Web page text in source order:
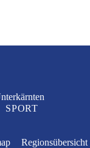
SPORT
Regionsübersicht